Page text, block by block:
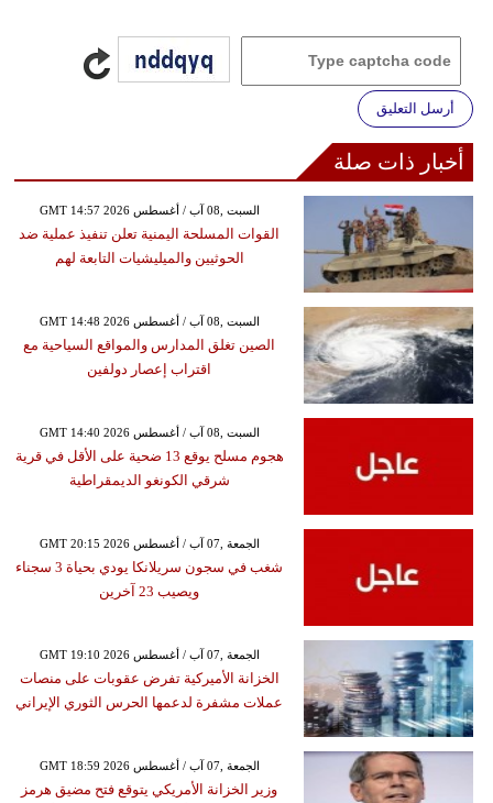
أرسل التعليق
أخبار ذات صلة
GMT 14:57 2026 السبت ,08 آب / أغسطس
القوات المسلحة اليمنية تعلن تنفيذ عملية ضد
الحوثيين والميليشيات التابعة لهم
GMT 14:48 2026 السبت ,08 آب / أغسطس
الصين تغلق المدارس والمواقع السياحية مع
اقتراب إعصار دولفين
GMT 14:40 2026 السبت ,08 آب / أغسطس
هجوم مسلح يوقع 13 ضحية على الأقل في قرية
شرقي الكونغو الديمقراطية
GMT 20:15 2026 الجمعة ,07 آب / أغسطس
شغب في سجون سريلانكا يودي بحياة 3 سجناء
ويصيب 23 آخرين
GMT 19:10 2026 الجمعة ,07 آب / أغسطس
الخزانة الأميركية تفرض عقوبات على منصات
عملات مشفرة لدعمها الحرس الثوري الإيراني
GMT 18:59 2026 الجمعة ,07 آب / أغسطس
وزير الخزانة الأمريكي يتوقع فتح مضيق هرمز